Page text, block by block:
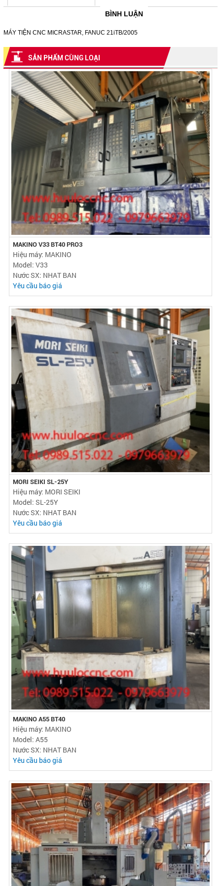
BÌNH LUẬN
MÁY TIỆN CNC MICRASTAR, FANUC 21iTB/2005
SẢN PHẨM CÙNG LOẠI
MAKINO V33 BT40 PRO3
Hiệu máy: MAKINO
Model: V33
Nước SX: NHAT BAN
Yêu cầu báo giá
MORI SEIKI SL-25Y
Hiệu máy: MORI SEIKI
Model: SL-25Y
Nước SX: NHAT BAN
Yêu cầu báo giá
MAKINO A55 BT40
Hiệu máy: MAKINO
Model: A55
Nước SX: NHAT BAN
Yêu cầu báo giá